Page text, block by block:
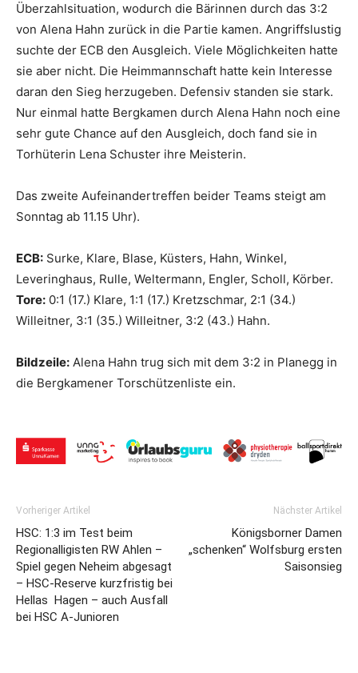
Überzahlsituation, wodurch die Bärinnen durch das 3:2
von Alena Hahn zurück in die Partie kamen. Angriffslustig
suchte der ECB den Ausgleich. Viele Möglichkeiten hatte
sie aber nicht. Die Heimmannschaft hatte kein Interesse
daran den Sieg herzugeben. Defensiv standen sie stark.
Nur einmal hatte Bergkamen durch Alena Hahn noch eine
sehr gute Chance auf den Ausgleich, doch fand sie in
Torhüterin Lena Schuster ihre Meisterin.
Das zweite Aufeinandertreffen beider Teams steigt am
Sonntag ab 11.15 Uhr).
ECB: Surke, Klare, Blase, Küsters, Hahn, Winkel,
Leveringhaus, Rulle, Weltermann, Engler, Scholl, Körber.
Tore: 0:1 (17.) Klare, 1:1 (17.) Kretzschmar, 2:1 (34.)
Willeitner, 3:1 (35.) Willeitner, 3:2 (43.) Hahn.
Bildzeile: Alena Hahn trug sich mit dem 3:2 in Planegg in
die Bergkamener Torschützenliste ein.
Vorheriger Artikel
HSC: 1:3 im Test beim
Regionalligisten RW Ahlen –
Spiel gegen Neheim abgesagt
– HSC-Reserve kurzfristig bei
Hellas Hagen – auch Ausfall
bei HSC A-Junioren
Nächster Artikel
Königsborner Damen
„schenken“ Wolfsburg ersten
Saisonsieg